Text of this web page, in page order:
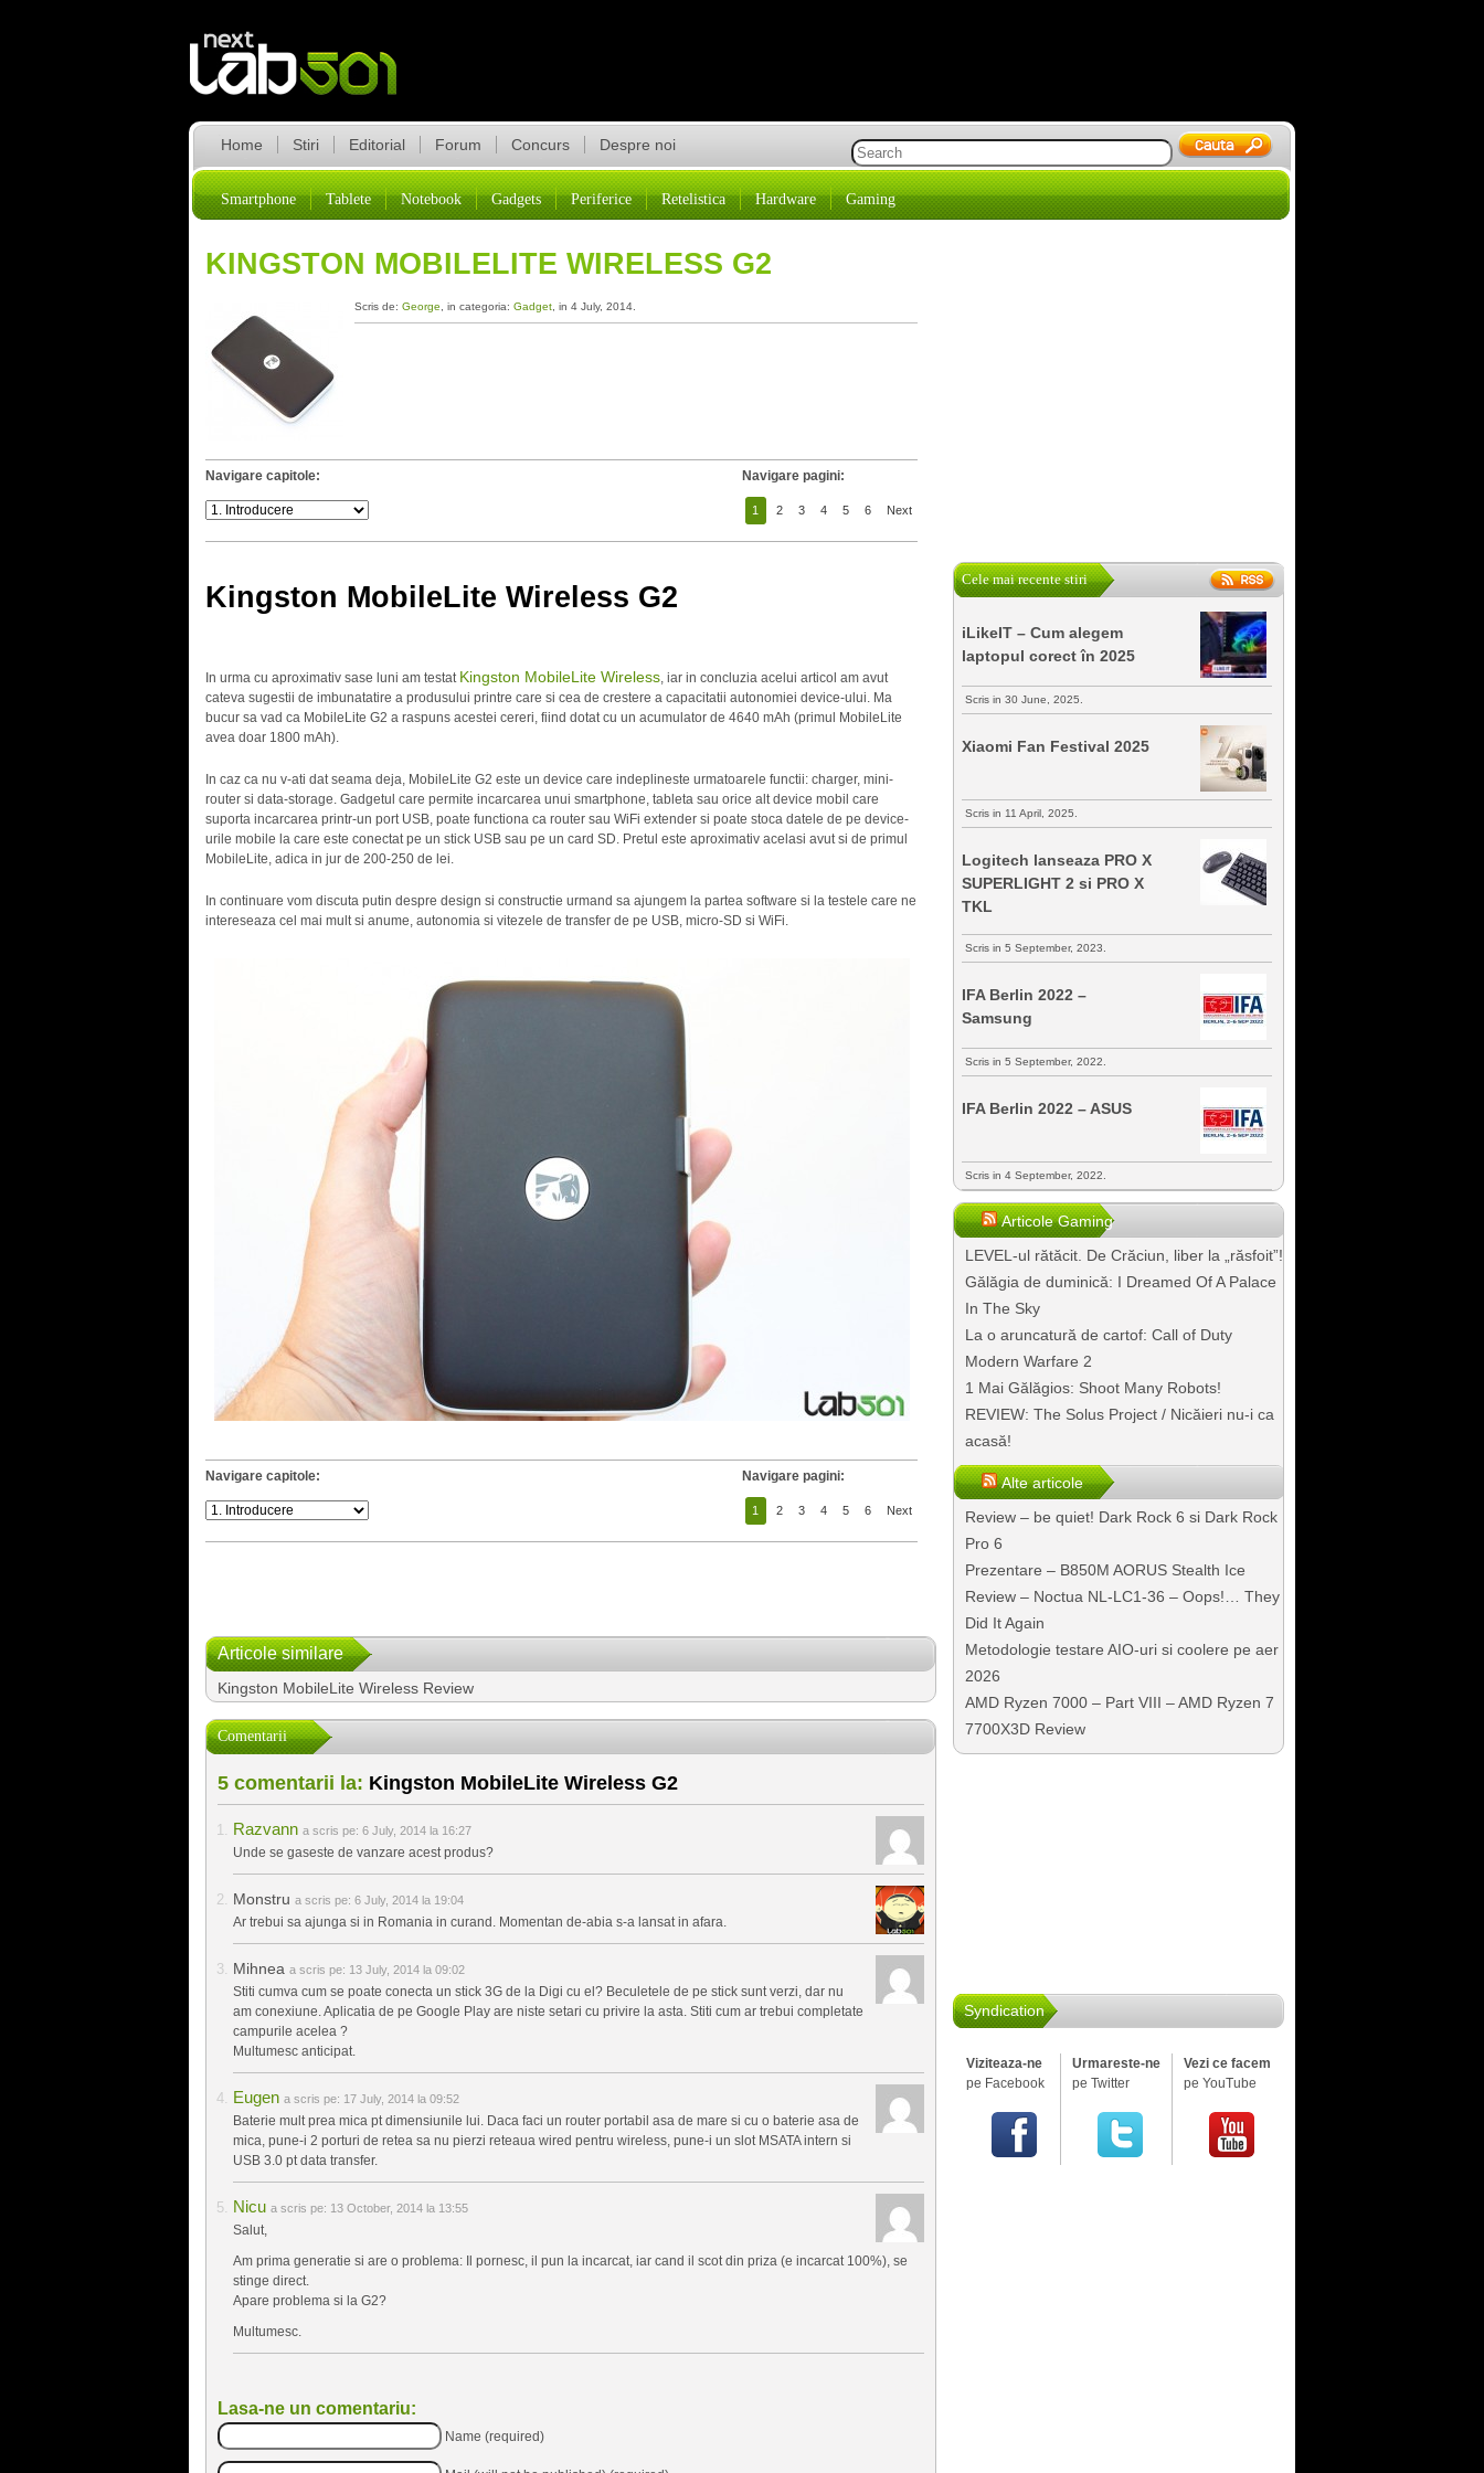
Home Stiri Editorial Forum Concurs Despre noi
Smartphone Tablete Notebook Gadgets Periferice Retelistica Hardware Gaming
KINGSTON MOBILELITE WIRELESS G2
Scris de: George , in categoria: Gadget , in 4 July, 2014.
Navigare capitole: Navigare pagini:
1 2 3 4 5 6 Next
Kingston MobileLite Wireless G2
In urma cu aproximativ sase luni am testat Kingston MobileLite Wireless , iar in concluzia acelui articol am avut
cateva sugestii de imbunatatire a produsului printre care si cea de crestere a capacitatii autonomiei device-ului. Ma
bucur sa vad ca MobileLite G2 a raspuns acestei cereri, fiind dotat cu un acumulator de 4640 mAh (primul MobileLite
avea doar 1800 mAh).
In caz ca nu v-ati dat seama deja, MobileLite G2 este un device care indeplineste urmatoarele functii: charger, mini-
router si data-storage. Gadgetul care permite incarcarea unui smartphone, tableta sau orice alt device mobil care
suporta incarcarea printr-un port USB, poate functiona ca router sau WiFi extender si poate stoca datele de pe device-
urile mobile la care este conectat pe un stick USB sau pe un card SD. Pretul este aproximativ acelasi avut si de primul
MobileLite, adica in jur de 200-250 de lei.
In continuare vom discuta putin despre design si constructie urmand sa ajungem la partea software si la testele care ne
intereseaza cel mai mult si anume, autonomia si vitezele de transfer de pe USB, micro-SD si WiFi.
Navigare capitole: Navigare pagini:
1 2 3 4 5 6 Next
Articole similare
Kingston MobileLite Wireless Review
Comentarii
5 comentarii la: Kingston MobileLite Wireless G2
Razvann a scris pe: 6 July, 2014 la 16:27
Unde se gaseste de vanzare acest produs?
Monstru a scris pe: 6 July, 2014 la 19:04
Ar trebui sa ajunga si in Romania in curand. Momentan de-abia s-a lansat in afara.
Mihnea a scris pe: 13 July, 2014 la 09:02
Stiti cumva cum se poate conecta un stick 3G de la Digi cu el? Beculetele de pe stick sunt verzi, dar nu
am conexiune. Aplicatia de pe Google Play are niste setari cu privire la asta. Stiti cum ar trebui completate
campurile acelea ?
Multumesc anticipat.
Eugen a scris pe: 17 July, 2014 la 09:52
Baterie mult prea mica pt dimensiunile lui. Daca faci un router portabil asa de mare si cu o baterie asa de
mica, pune-i 2 porturi de retea sa nu pierzi reteaua wired pentru wireless, pune-i un slot MSATA intern si
USB 3.0 pt data transfer.
Nicu a scris pe: 13 October, 2014 la 13:55
Salut,
Am prima generatie si are o problema: Il pornesc, il pun la incarcat, iar cand il scot din priza (e incarcat 100%), se
stinge direct.
Apare problema si la G2?
Multumesc.
Lasa-ne un comentariu:
Name (required)
Cele mai recente stiri
iLikeIT – Cum alegem
laptopul corect în 2025
Scris in 30 June, 2025.
Xiaomi Fan Festival 2025
Scris in 11 April, 2025.
Logitech lanseaza PRO X
SUPERLIGHT 2 si PRO X
TKL
Scris in 5 September, 2023.
IFA Berlin 2022 –
Samsung
Scris in 5 September, 2022.
IFA Berlin 2022 – ASUS
Scris in 4 September, 2022.
Articole Gaming
LEVEL-ul rătăcit. De Crăciun, liber la „răsfoit”!
Gălăgia de duminică: I Dreamed Of A Palace
In The Sky
La o aruncatură de cartof: Call of Duty
Modern Warfare 2
1 Mai Gălăgios: Shoot Many Robots!
REVIEW: The Solus Project / Nicăieri nu-i ca
acasă!
Alte articole
Review – be quiet! Dark Rock 6 si Dark Rock
Pro 6
Prezentare – B850M AORUS Stealth Ice
Review – Noctua NL-LC1-36 – Oops!… They
Did It Again
Metodologie testare AIO-uri si coolere pe aer
2026
AMD Ryzen 7000 – Part VIII – AMD Ryzen 7
7700X3D Review
Syndication
Viziteaza-ne
pe Facebook
Urmareste-ne
pe Twitter
Vezi ce facem
pe YouTube